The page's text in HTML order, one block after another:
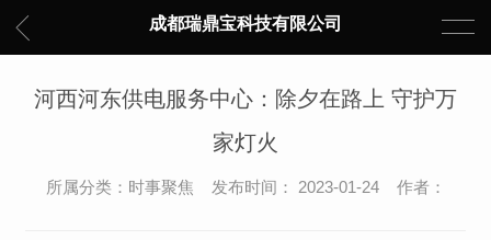
成都瑞鼎宝科技有限公司
河西河东供电服务中心：除夕在路上 守护万
家灯火
所属分类：时事聚焦 发布时间： 2023-01-24 作者：